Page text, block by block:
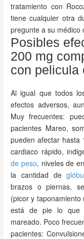
tratamiento con
tiene cualquier otra
pregunte a su médico
Posibles
200 mg
con pelicula
Al igual que todos
efectos adversos,
Muy frecuentes:
pacientes Mareo,
pueden afectar hasta
cardiaco rápido,
de peso, niveles de
la cantidad de
brazos o piernas,
(picor y
está de pie lo que
mareado. Poco
pacientes: